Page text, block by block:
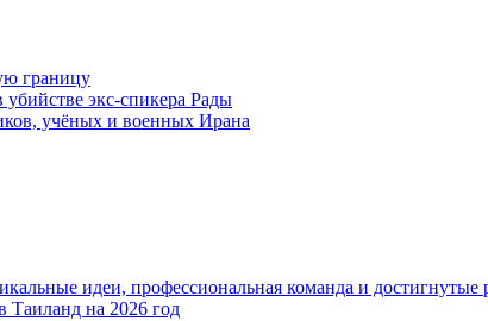
границу
экс-спикера Рады
учёных и военных Ирана
идеи, профессиональная команда и достигнутые
Таиланд на 2026 год